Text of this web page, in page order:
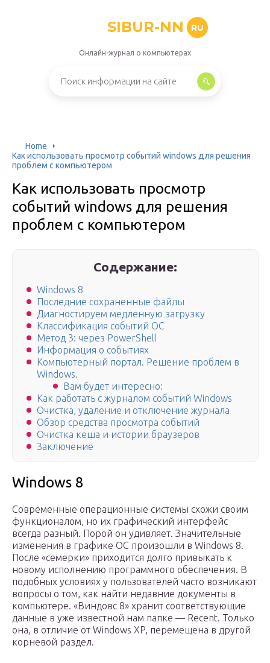
SIBUR-NN RU
Онлайн-журнал о компьютерах
Home
Как использовать просмотр событий windows для решения
проблем с компьютером
Как использовать просмотр
событий windows для решения
проблем с компьютером
Содержание:
Windows 8
Последние сохраненные файлы
Диагностируем медленную загрузку
Классификация событий ОС
Метод 3: через PowerShell
Информация о событиях
Компьютерный портал. Решение проблем в
Windows.
Вам будет интересно:
Как работать с журналом событий Windows
Очистка, удаление и отключение журнала
Обзор средства просмотра событий
Очистка кеша и истории браузеров
Заключение
Windows 8
Современные операционные системы схожи своим
функционалом, но их графический интерфейс
всегда разный. Порой он удивляет. Значительные
изменения в графике ОС произошли в Windows 8.
После «семерки» приходится долго привыкать к
новому исполнению программного обеспечения. В
подобных условиях у пользователей часто возникают
вопросы о том, как найти недавние документы в
компьютере. «Виндовс 8» хранит соответствующие
данные в уже известной нам папке — Recent. Только
она, в отличие от Windows XP, перемещена в другой
корневой раздел.